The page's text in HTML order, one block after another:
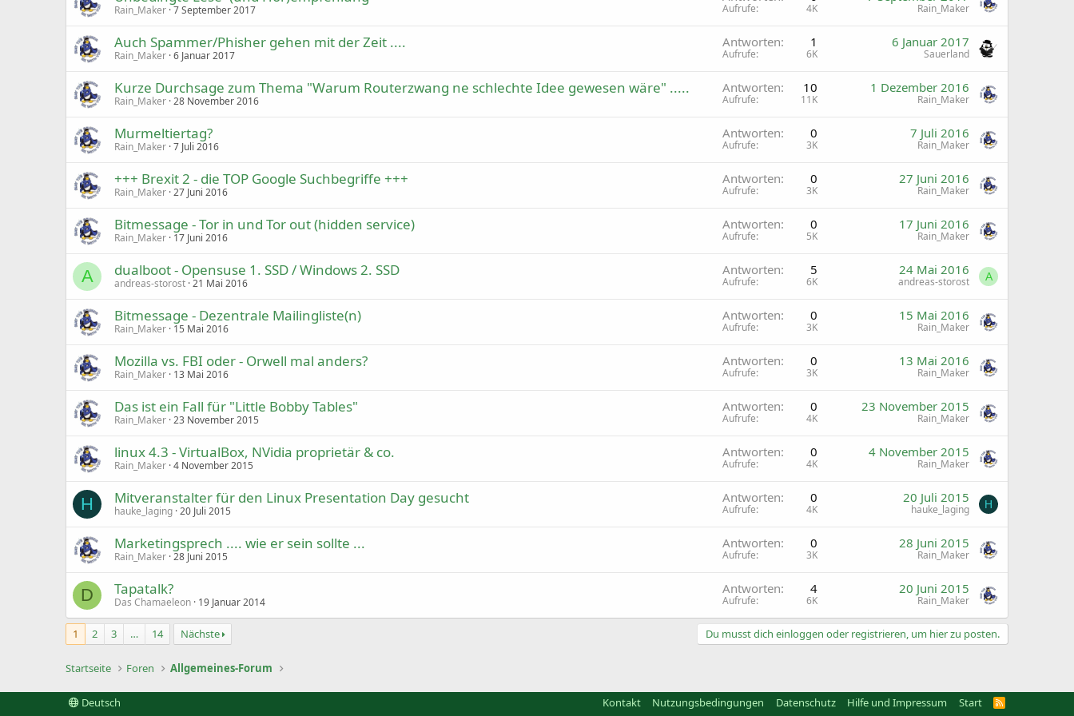
Rain_Maker 7 September 2017 Aufrufe 4K Rain_Maker
Auch Spammer/Phisher gehen mit der Zeit ....
Rain_Maker 6 Januar 2017
Antworten 1
Aufrufe 6K
6 Januar 2017
Sauerland
Kurze Durchsage zum Thema "Warum Routerzwang ne schlechte Idee gewesen wäre" .....
Rain_Maker 28 November 2016
Antworten 10
Aufrufe 11K
1 Dezember 2016
Rain_Maker
Murmeltiertag?
Rain_Maker 7 Juli 2016
Antworten 0
Aufrufe 3K
7 Juli 2016
Rain_Maker
+++ Brexit 2 - die TOP Google Suchbegriffe +++
Rain_Maker 27 Juni 2016
Antworten 0
Aufrufe 3K
27 Juni 2016
Rain_Maker
Bitmessage - Tor in und Tor out (hidden service)
Rain_Maker 17 Juni 2016
Antworten 0
Aufrufe 5K
17 Juni 2016
Rain_Maker
A dualboot - Opensuse 1. SSD / Windows 2. SSD
andreas-storost 21 Mai 2016
Antworten 5
Aufrufe 6K
24 Mai 2016
andreas-storost A
Bitmessage - Dezentrale Mailingliste(n)
Rain_Maker 15 Mai 2016
Antworten 0
Aufrufe 3K
15 Mai 2016
Rain_Maker
Mozilla vs. FBI oder - Orwell mal anders?
Rain_Maker 13 Mai 2016
Antworten 0
Aufrufe 3K
13 Mai 2016
Rain_Maker
Das ist ein Fall für "Little Bobby Tables"
Rain_Maker 23 November 2015
Antworten 0
Aufrufe 4K
23 November 2015
Rain_Maker
linux 4.3 - VirtualBox, NVidia proprietär & co.
Rain_Maker 4 November 2015
Antworten 0
Aufrufe 4K
4 November 2015
Rain_Maker
H Mitveranstalter für den Linux Presentation Day gesucht
hauke_laging 20 Juli 2015
Antworten 0
Aufrufe 4K
20 Juli 2015
hauke_laging H
Marketingsprech .... wie er sein sollte ...
Rain_Maker 28 Juni 2015
Antworten 0
Aufrufe 3K
28 Juni 2015
Rain_Maker
D Tapatalk?
Das Chamaeleon 19 Januar 2014
Antworten 4
Aufrufe 6K
20 Juni 2015
Rain_Maker
1 2 3 … 14 Nächste Du musst dich einloggen oder registrieren, um hier zu posten.
Startseite Foren Allgemeines-Forum
Deutsch Kontakt Nutzungsbedingungen Datenschutz Hilfe und Impressum Start
R